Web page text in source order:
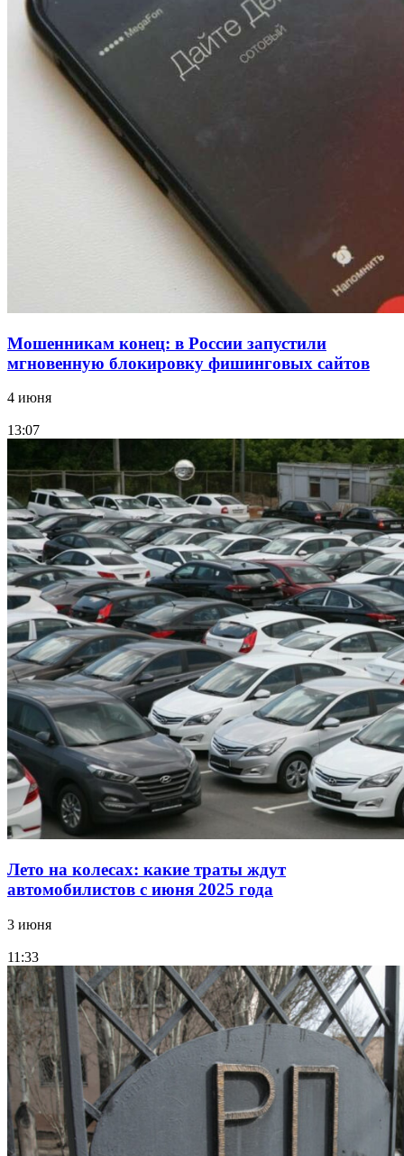
18:39
В Красноармейском районе Волгограда стартует
конкурс на ремонт моста через Волго‑Донской
судоходный канал
Фестиваль #ТриЧетыре в Волгограде пройдёт
11–13 сентября в рамках Года единства народов
Мошенникам конец: в России запустили
мгновенную блокировку фишинговых сайтов
4 июня
13:07
Лето на колесах: какие траты ждут
автомобилистов с июня 2025 года
3 июня
11:33